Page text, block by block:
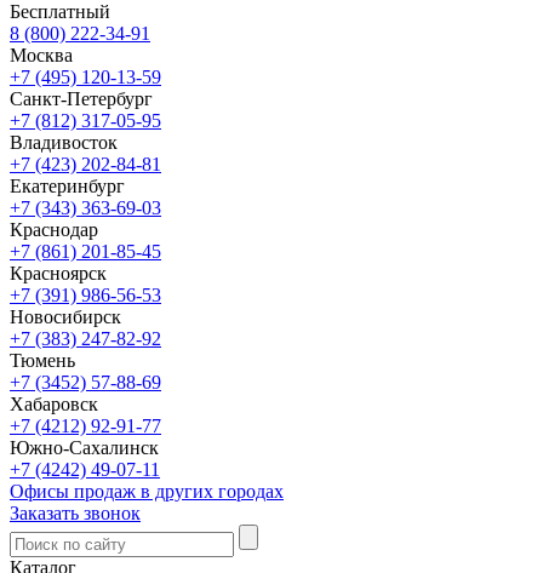
Бесплатный
8 (800) 222-34-91
Москва
+7 (495) 120-13-59
Санкт-Петербург
+7 (812) 317-05-95
Владивосток
+7 (423) 202-84-81
Екатеринбург
+7 (343) 363-69-03
Краснодар
+7 (861) 201-85-45
Красноярск
+7 (391) 986-56-53
Новосибирск
+7 (383) 247-82-92
Тюмень
+7 (3452) 57-88-69
Хабаровск
+7 (4212) 92-91-77
Южно-Сахалинск
+7 (4242) 49-07-11
Офисы продаж в других городах
Заказать звонок
Каталог